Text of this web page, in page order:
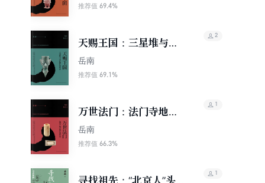
推荐值 69.4%
天赐王国：三星堆与金
沙遗址惊世记
岳南
推荐值 69.1%
2
万世法门：法门寺地宫
佛骨现世记
岳南
推荐值 66.3%
1
寻找祖先：“北京人”头
1